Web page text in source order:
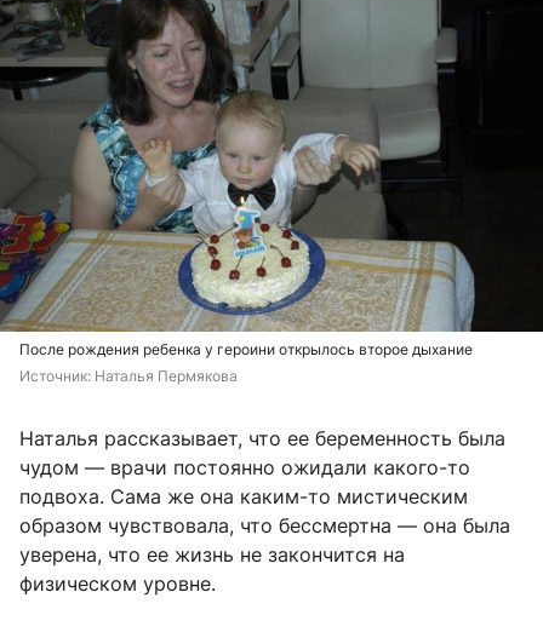
После рождения ребенка у героини открылось второе дыхание
Источник: Наталья Пермякова
Наталья рассказывает, что ее беременность была
чудом — врачи постоянно ожидали какого-то
подвоха. Сама же она каким-то мистическим
образом чувствовала, что бессмертна — она была
уверена, что ее жизнь не закончится на
физическом уровне.